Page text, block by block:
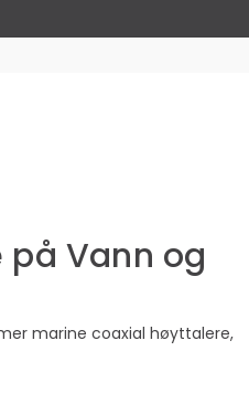
Vann og
marine coaxial høyttalere,